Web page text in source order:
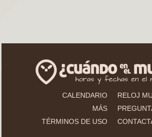
CALENDARIO
RELOJ
MÁS
TÉRMINOS DE USO